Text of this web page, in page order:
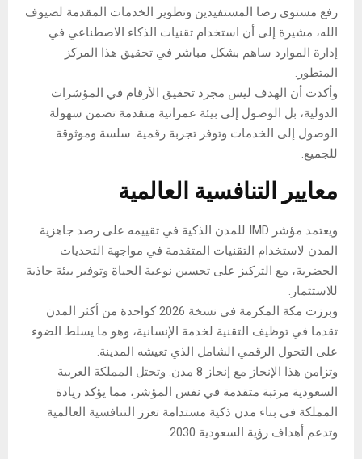
رفع مستوى رضا المستفيدين وتطوير الخدمات المقدمة لضيوف
الله، مشيرة إلى أن استخدام تقنيات الذكاء الاصطناعي في
إدارة الموارد ساهم بشكل مباشر في تحقيق هذا المركز
المتطور.
وأكدت أن الهدف ليس مجرد تحقيق الأرقام في المؤشرات
الدولية، بل الوصول إلى بيئة عمرانية متقدمة تضمن سهولة
الوصول إلى الخدمات وتوفر تجربة رقمية. سلسة وموثوقة
للجميع.
معايير التنافسية العالمية
ويعتمد مؤشر IMD للمدن الذكية في تقييمه على رصد جاهزية
المدن لاستخدام التقنيات المتقدمة في مواجهة التحديات
الحضرية، مع التركيز على تحسين نوعية الحياة وتوفير بيئة جاذبة
للاستثمار.
وبرزت مكة المكرمة في نسخة 2026 كواحدة من أكثر المدن
تقدما في توظيف التقنية لخدمة الإنسانية، وهو ما يسلط الضوء
على التحول الرقمي الشامل الذي تعيشه المدينة.
وتزامن هذا الإنجاز مع إنجاز 8 مدن. وتحتل المملكة العربية
السعودية مرتبة متقدمة في نفس المؤشر، مما يؤكد ريادة
المملكة في بناء مدن ذكية مستدامة تعزز التنافسية العالمية
وتدعم أهداف رؤية السعودية 2030.